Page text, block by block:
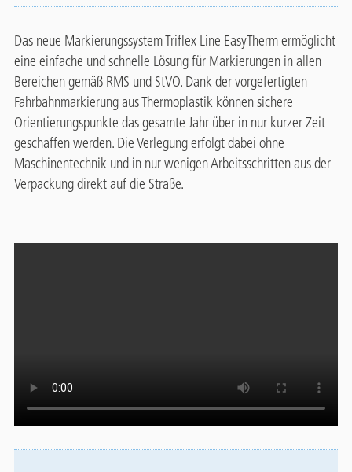
Das neue Markierungssystem Triflex Line EasyTherm ermöglicht
eine einfache und schnelle Lösung für Markierungen in allen
Bereichen gemäß RMS und StVO. Dank der vorgefertigten
Fahrbahnmarkierung aus Thermoplastik können sichere
Orientierungspunkte das gesamte Jahr über in nur kurzer Zeit
geschaffen werden. Die Verlegung erfolgt dabei ohne
Maschinentechnik und in nur wenigen Arbeitsschritten aus der
Verpackung direkt auf die Straße.